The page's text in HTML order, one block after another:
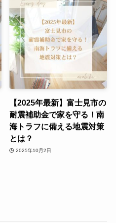
【2025年最新】富士見市の
耐震補助金で家を守る！南
海トラフに備える地震対策
とは？
2025年10月2日